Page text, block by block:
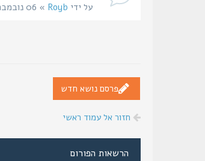
על ידי Royb » 06 נובמבר 2017, 22:26
פרסם נושא חדש
חזור אל עמוד ראשי
הרשאות הפורום